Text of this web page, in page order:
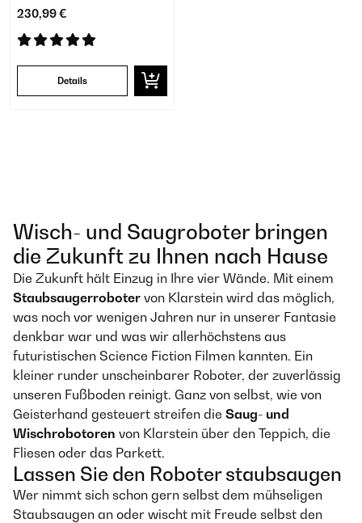
230,99 €
Details
Wisch- und Saugroboter bringen
die Zukunft zu Ihnen nach Hause
Die Zukunft hält Einzug in Ihre vier Wände. Mit einem
Staubsaugerroboter von Klarstein wird das möglich,
was noch vor wenigen Jahren nur in unserer Fantasie
denkbar war und was wir allerhöchstens aus
futuristischen Science Fiction Filmen kannten. Ein
kleiner runder unscheinbarer Roboter, der zuverlässig
unseren Fußboden reinigt. Ganz von selbst, wie von
Geisterhand gesteuert streifen die Saug- und
Wischrobotoren von Klarstein über den Teppich, die
Fliesen oder das Parkett.
Lassen Sie den Roboter staubsaugen
Wer nimmt sich schon gern selbst dem mühseligen
Staubsaugen an oder wischt mit Freude selbst den